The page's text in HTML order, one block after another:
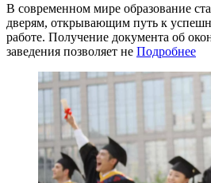
В современном мире образование
дверям, открывающим путь к
работе. Получение документа об
заведения позволяет не Подробнее